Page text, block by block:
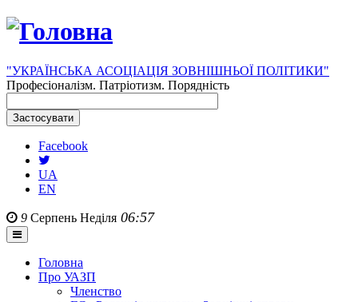
"УКРАЇНСЬКА АСОЦІАЦІЯ ЗОВНІШНЬОЇ ПОЛІТИКИ"
Професіоналізм. Патріотизм. Порядність
Facebook
UA
EN
9 Серпень Неділя 06:57
Головна
Про УАЗП
Членство